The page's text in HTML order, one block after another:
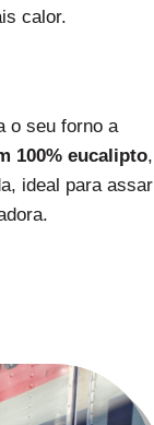
calor.
o seu forno a
100% eucalipto,
ideal para assar